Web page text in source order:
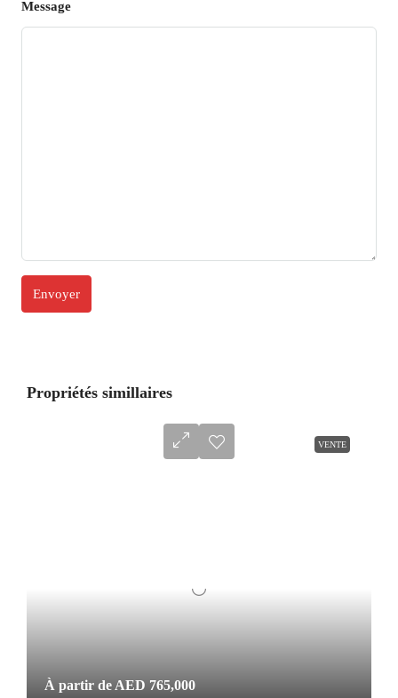
Message
Propriétés simillaires
VENTE
À partir de AED 765,000